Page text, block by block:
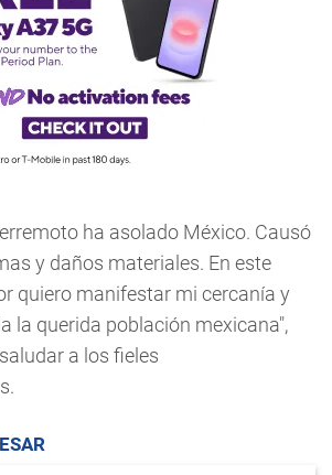
ha asolado México. Causó
y daños materiales. En este
quiero manifestar mi cercanía y
la querida población mexicana",
a los fieles